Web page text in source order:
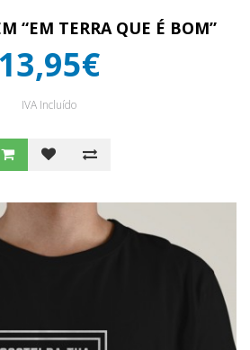
“EM TERRA QUE É BOM”
13,95€
IVA Incluído